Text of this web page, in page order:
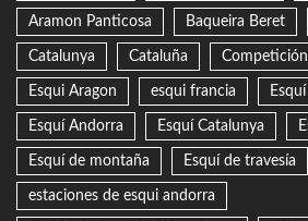
Aramon Panticosa Baqueira Beret
Catalunya Cataluña Competición
Esqui Aragon esqui francia
Esquí Andorra Esquí Catalunya
Esquí de montaña Esquí de travesía
estaciones de esqui andorra